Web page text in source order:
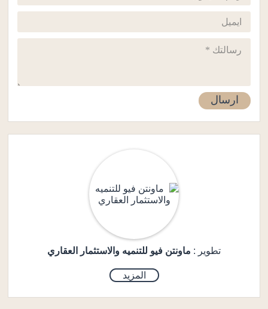
تطوير : ماونتن فيو للتنميه والاستثمار العقاري
المزيد